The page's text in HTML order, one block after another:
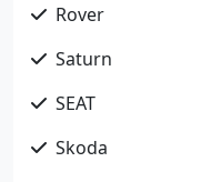
Rover
Saturn
SEAT
Skoda